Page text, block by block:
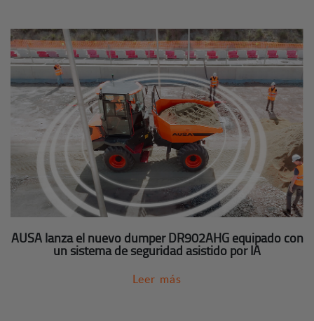
AUSA lanza el nuevo dumper DR902AHG equipado con
un sistema de seguridad asistido por IA
Leer más